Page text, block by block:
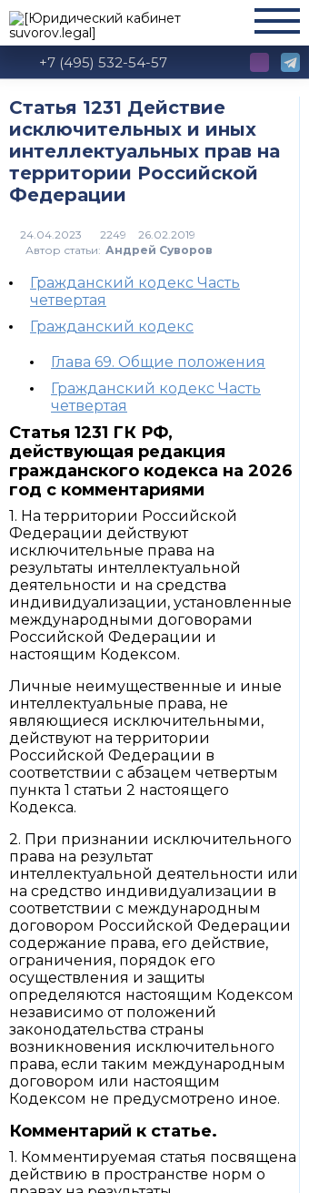
+7 (495) 532-54-57
Статья 1231 Действие
исключительных и иных
интеллектуальных прав на
территории Российской
Федерации
2249
Автор статьи: Андрей Суворов
Гражданский кодекс Часть
четвертая
Гражданский кодекс
Глава 69. Общие положения
Гражданский кодекс Часть
четвертая
Статья 1231 ГК РФ,
действующая редакция
гражданского кодекса на 2026
год с комментариями
1. На территории Российской
Федерации действуют
исключительные права на
результаты интеллектуальной
деятельности и на средства
индивидуализации, установленные
международными договорами
Российской Федерации и
настоящим Кодексом.
Личные неимущественные и иные
интеллектуальные права, не
являющиеся исключительными,
действуют на территории
Российской Федерации в
соответствии с абзацем четвертым
пункта 1 статьи 2 настоящего
Кодекса.
2. При признании исключительного
права на результат
интеллектуальной деятельности или
на средство индивидуализации в
соответствии с международным
договором Российской Федерации
содержание права, его действие,
ограничения, порядок его
осуществления и защиты
определяются настоящим Кодексом
независимо от положений
законодательства страны
возникновения исключительного
права, если таким международным
договором или настоящим
Кодексом не предусмотрено иное.
Комментарий к статье.
1. Комментируемая статья посвящена
действию в пространстве норм о